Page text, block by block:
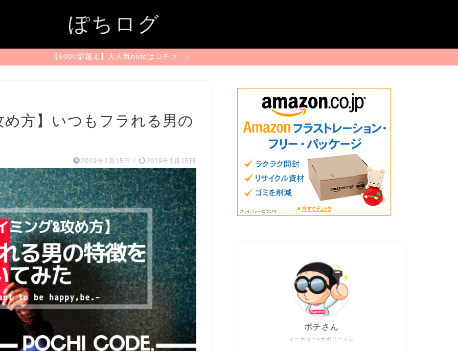
ぽちログ
【6000部越え】大人気noteはコチラ
方】いつもフラれる男の
2019年1月15日 / 2019年1月15日
マーケター×サボリーマン
ポチさん